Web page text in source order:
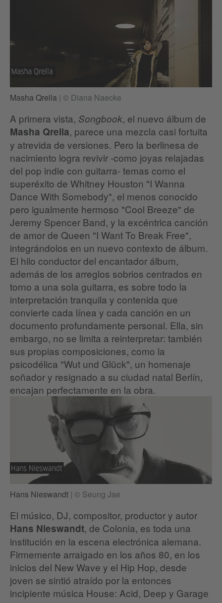
Masha Qrella | © Diana Naecke
A primera vista, Songbook, el nuevo álbum de
Masha Qrella, parece una mezcla casi fortuita
y atrevida de versiones. Pero la berlinesa de
nacimiento logra revivir -como joyas relajadas
del pop indie con guitarra- temas como el
superéxito de Whitney Houston "I Wanna
Dance With Somebody", el menos conocido
pero igualmente hermoso "Cool Breeze" de
Jeremy Spencer Band, y la excéntrica canción
de amor de Queen "I Want To Break Free",
integrándolos en un nuevo contexto de álbum.
El hilo conductor del encantador álbum,
además de los arreglos sobrios centrados en
torno a una sola guitarra, es sobre todo la
interpretación tranquila y contenida que
convierte cada línea y cada canción en un
documento profundamente personal. Ella, sin
embargo, no se limita a reinterpretar: también
sus propias composiciones, como la
psicodélica "Wut und Glück", un homenaje
soñador y resignado a su ciudad natal Berlín,
encajan perfectamente en la obra.
Hans Nieswandt | © Seung Jae
El músico, DJ, compositor, productor y autor
Hans Nieswandt, de Colonia, es toda una
institución en la escena electrónica alemana.
Firmemente arraigado en los años 80, en los
inicios del New Wave y el Hip Hop, desde
joven se sintió atraído por la entonces
incipiente música House: Acid, Deep y Garage